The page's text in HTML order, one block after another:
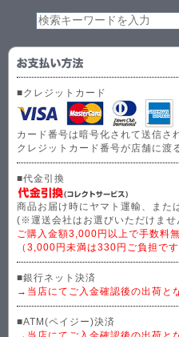
■クレジットカード
カード番号は暗号化されて送信さ
クレジットカード番号が店舗に渡
■代金引換
商品お届け時にヤマト運輸、また
(※運送会社はお選びいただけませ
ご購入金額3,000円以上で手数料無
（3,000円未満は330円ご負担です
■銀行ネット決済
→当店にてご入金確認後の出荷と
■ATM(ペイジー)決済
→当店にてご入金確認後の出荷と